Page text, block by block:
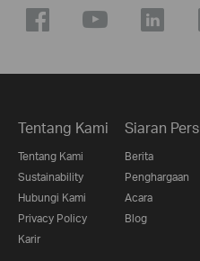
Tentang Kami
Tentang Kami
Sustainability
Hubungi Kami
Privacy Policy
Karir
Siaran Pers
Berita
Penghargaan
Acara
Blog